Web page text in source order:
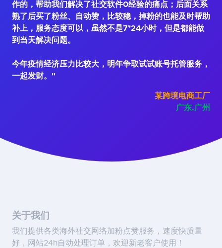
作的，帮助我们解决了社交软件0经验的痛点；后面关系
熟了后买了粉丝、自动赞，比较稳，掉粉的也能及时帮助
补上，服务态度可以，虽然不是7*24小时，但是都能做
到当天解决问题。
今年疫情经济压力比较大，明年争取试试账号托管服务，
一起发财。"
某跨境电商工厂
广东.广州
关于我们
我们提供各类海外社交网络加粉点赞服务，速度快质量
好，网站24h自动处理订单，欢迎新老客户使用！